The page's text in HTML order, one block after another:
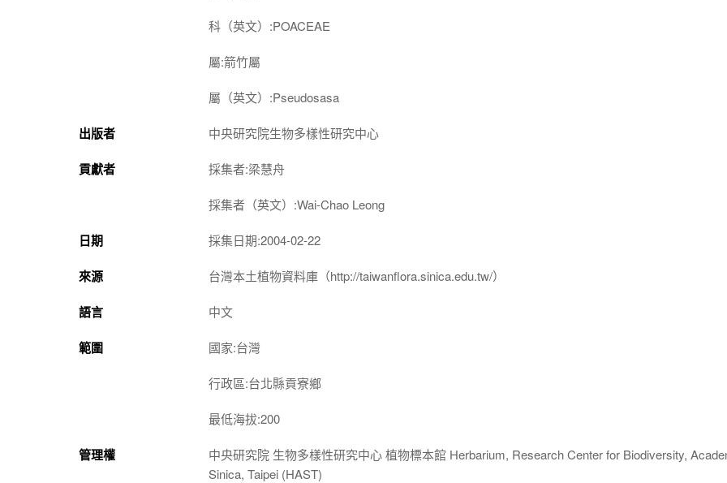
科（英文）:POACEAE
屬:箭竹屬
屬（英文）:Pseudosasa
出版者 中央研究院生物多樣性研究中心
貢獻者 採集者:梁慧舟
採集者（英文）:Wai-Chao Leong
日期 採集日期:2004-02-22
來源 台灣本土植物資料庫（http://taiwanflora.sinica.edu.tw/）
語言 中文
範圍 國家:台灣
行政區:台北縣貢寮鄉
最低海拔:200
管理權
中央研究院 生物多樣性研究中心 植物標本館 Herbarium, Research Center for Biodiversity,
Sinica, Taipei (HAST)